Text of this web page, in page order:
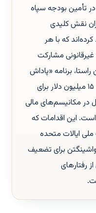
تأمین بودجه سپاه
نقش کلیدی
که با هر
مشارکت
برنامه «پاداش
برای عدالت» نیز جایزه‌ای تا سقف ۱۵ میلیون دلار برای
در مکانیسم‌های مالی
این اقدامات که
ایالات متحده
برای تضعیف
رفتارهای